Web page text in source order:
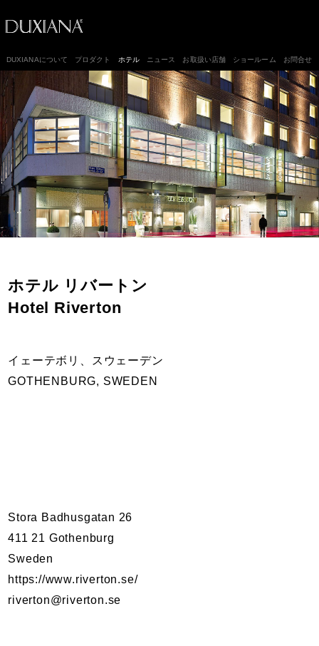
DUXIANAについて プロダクト ホテル ニュース お取扱い店舗 ショールーム お問合せ
ホテル リバートン
Hotel Riverton
イェーテボリ、スウェーデン
GOTHENBURG, SWEDEN
Stora Badhusgatan 26
411 21 Gothenburg
Sweden
https://www.riverton.se/
riverton@riverton.se